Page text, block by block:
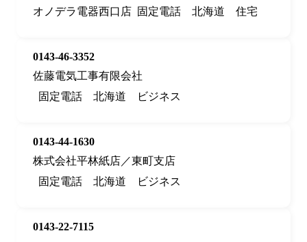
オノデラ電器西口店 固定電話 北海道 住宅
0143-46-3352
佐藤電気工事有限会社
固定電話
北海道 ビジネス
0143-44-1630
株式会社平林紙店／東町支店
固定電話
北海道 ビジネス
0143-22-7115